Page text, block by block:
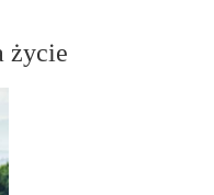
życie